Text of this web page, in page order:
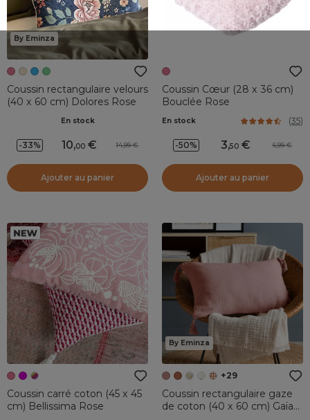
By Eminza
Coussin rectangulaire velours
(40 x 60 cm) Dolores Rose
En stock
-33% 10,00 14,99
Ajouter au panier
Coussin Cœur (28 x 36 cm)
Bouclée Rose
En stock (35)
-50% 3,50 6,99
Ajouter au panier
Coussin carré coton (45 x 45
cm) Bellissima Rose
By Eminza
+29
Coussin rectangulaire gaze
de coton (40 x 60 cm) Gaïa